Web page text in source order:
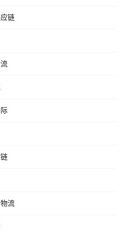
链
流